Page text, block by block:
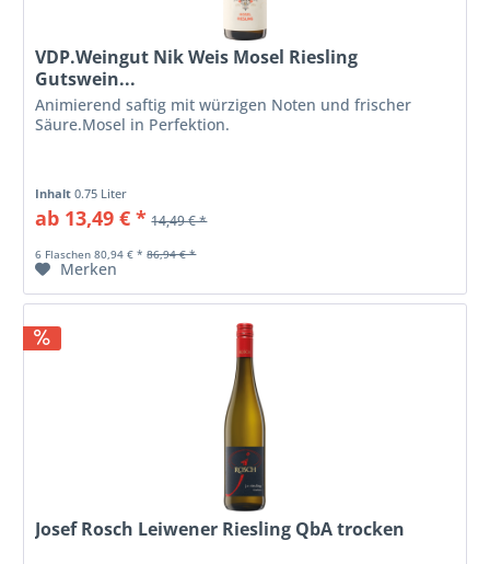
VDP.Weingut Nik Weis Mosel Riesling
Gutswein...
Animierend saftig mit würzigen Noten und frischer
Säure.Mosel in Perfektion.
Inhalt0.75 Liter
ab 13,49 € * 14,49 € *
6 Flaschen 80,94 € * 86,94 € *
Merken
Josef Rosch Leiwener Riesling QbA trocken